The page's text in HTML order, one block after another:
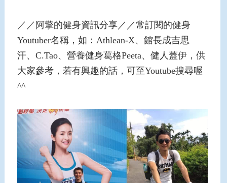
／／阿擎的健身資訊分享／／常訂閱的健身
Youtuber名稱，如：Athlean-X、館長成吉思
汗、C.Tao、營養健身葛格Peeta、健人蓋伊，供
大家參考，若有興趣的話，可至Youtube搜尋喔
^^